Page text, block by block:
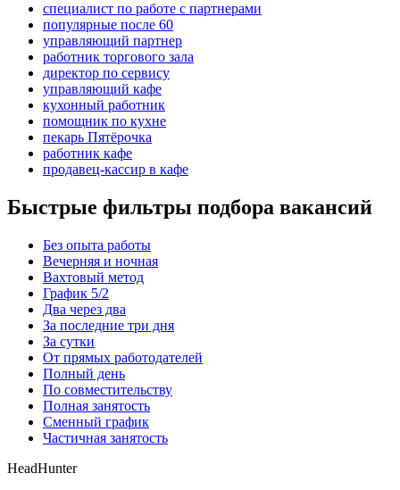
специалист по работе с партнерами
популярные после 60
управляющий партнер
работник торгового зала
директор по сервису
управляющий кафе
кухонный работник
помощник по кухне
пекарь Пятёрочка
работник кафе
продавец-кассир в кафе
Быстрые фильтры подбора вакансий
Без опыта работы
Вечерняя и ночная
Вахтовый метод
График 5/2
Два через два
За последние три дня
За сутки
От прямых работодателей
Полный день
По совместительству
Полная занятость
Сменный график
Частичная занятость
HeadHunter